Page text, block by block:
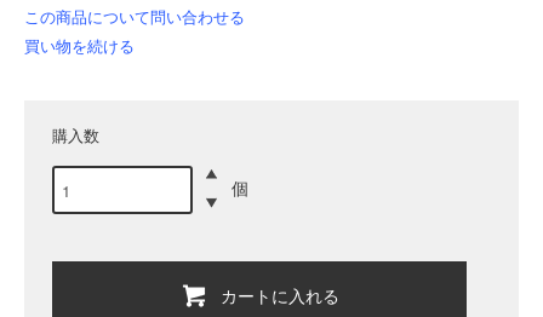
この商品について問い合わせる
買い物を続ける
購入数
個
カートに入れる